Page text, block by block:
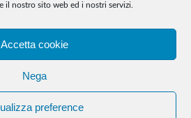
il nostro sito web ed i nostri servizi.
Accetta cookie
Nega
preference
loro uso costituisce una violazione dei